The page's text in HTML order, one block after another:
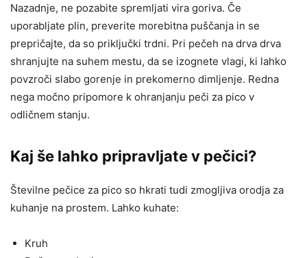
Nazadnje, ne pozabite spremljati vira goriva. Če
uporabljate plin, preverite morebitna puščanja in se
prepričajte, da so priključki trdni. Pri pečeh na drva drva
shranjujte na suhem mestu, da se izognete vlagi, ki lahko
povzroči slabo gorenje in prekomerno dimljenje. Redna
nega močno pripomore k ohranjanju peči za pico v
odličnem stanju.
Kaj še lahko pripravljate v pečici?
Številne pečice za pico so hkrati tudi zmogljiva orodja za
kuhanje na prostem. Lahko kuhate:
Kruh